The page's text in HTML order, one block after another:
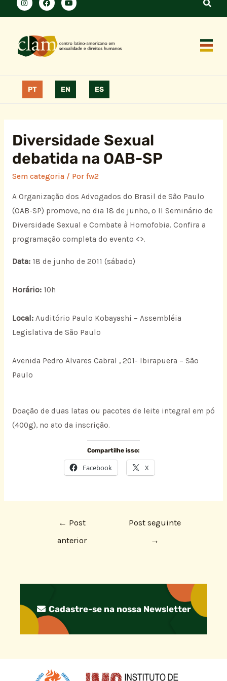
PT EN ES
Diversidade Sexual
debatida na OAB-SP
Sem categoria/ Por fw2
A Organização dos Advogados do Brasil de São Paulo
(OAB-SP) promove, no dia 18 de junho, o II Seminário de
Diversidade Sexual e Combate à Homofobia. Confira a
programação completa do evento <>.
Data:18 de junho de 2011 (sábado)
Horário:10h
Local:Auditório Paulo Kobayashi – Assembléia
Legislativa de São Paulo
Avenida Pedro Alvares Cabral , 201- Ibirapuera – São
Paulo
Doação de duas latas ou pacotes de leite integral em pó
(400g), no ato da inscrição.
Compartilhe isso:
Facebook X
← Post
anterior
Post seguinte
→
Cadastre-se na nossa Newsletter